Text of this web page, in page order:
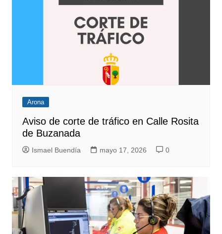
Arona
Aviso de corte de tráfico en Calle Rosita
de Buzanada
Ismael Buendía mayo 17, 2026 0